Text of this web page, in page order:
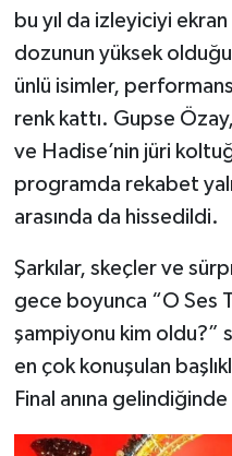
bu yıl da izleyiciyi
dozunun yüksek
ünlü isimler,
renk kattı. Gupse
ve Hadise’nin jüri
programda rekabet
arasında da hissedildi.
Şarkılar, skeçler ve
gece boyunca “O Ses
şampiyonu kim oldu?”
en çok konuşulan
Final anına